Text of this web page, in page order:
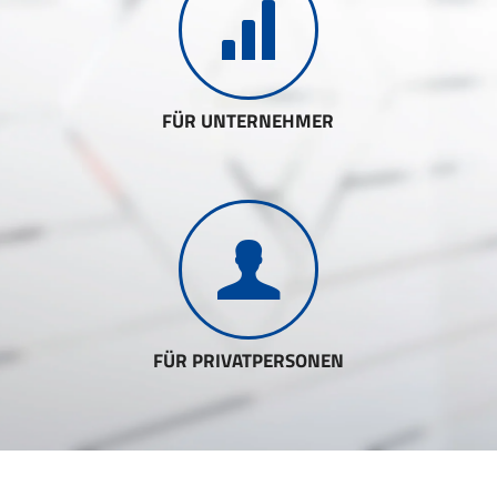
FÜR UNTERNEHMER
FÜR PRIVATPERSONEN